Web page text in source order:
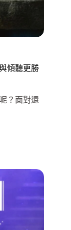
傾聽更勝
？面對還